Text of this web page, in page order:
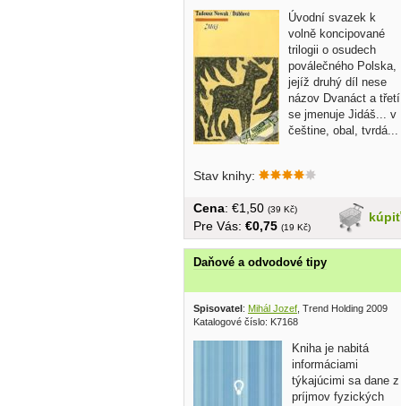
Úvodní svazek k
volně koncipované
trilogii o osudech
poválečného Polska,
jejíž druhý díl nese
názov Dvanáct a třetí
se jmenuje Jidáš... v
češtine, obal, tvrdá...
Stav knihy:
kúpiť
Cena: €1,50 (39 Kč)
Pre Vás: €0,75 (19 Kč)
Daňové a odvodové tipy
Spisovatel: Mihál Jozef , Trend Holding 2009
Katalogové číslo: K7168
Kniha je nabitá
informáciami
týkajúcimi sa dane z
príjmov fyzických